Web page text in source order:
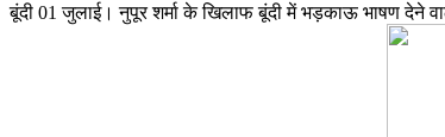
बूंदी 01 जुलाई। नुपूर शर्मा के खिलाफ बूंदी में भड़काऊ भाषण देने